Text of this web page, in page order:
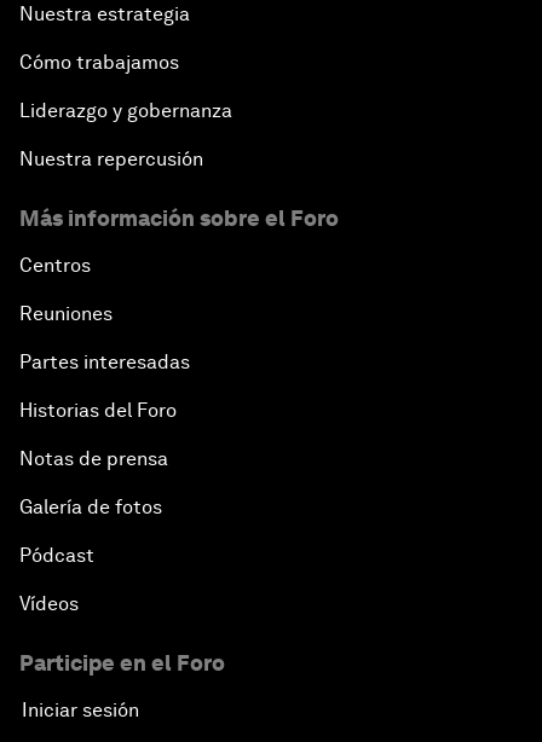
Nuestra estrategia
Cómo trabajamos
Liderazgo y gobernanza
Nuestra repercusión
Más información sobre el Foro
Centros
Reuniones
Partes interesadas
Historias del Foro
Notas de prensa
Galería de fotos
Pódcast
Vídeos
Participe en el Foro
Iniciar sesión